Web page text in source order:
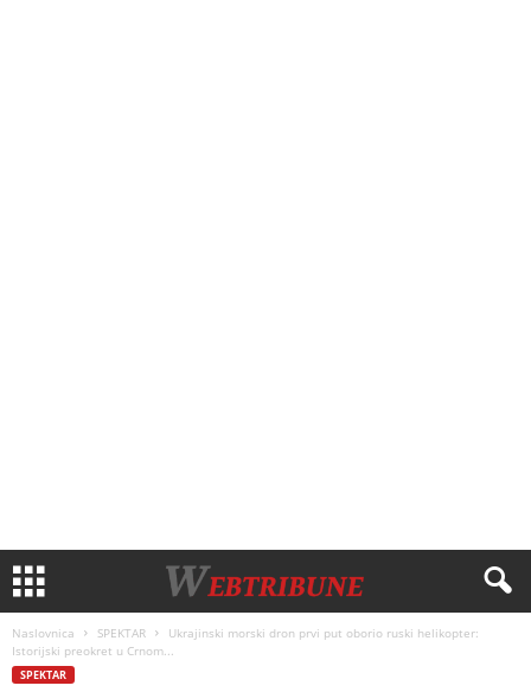
Naslovnica SPEKTAR
Ukrajinski morski dron prvi put oborio ruski helikopter:
Istorijski preokret u Crnom...
SPEKTAR